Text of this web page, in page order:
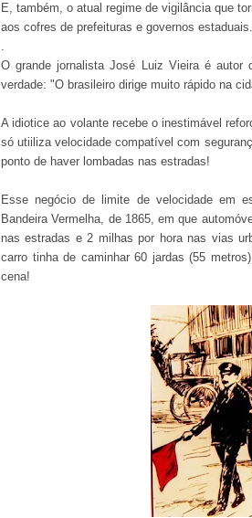
E, também, o atual regime de vigilância que
aos cofres de prefeituras e governos estaduais.
.
O grande jornalista José Luiz Vieira é
verdade: "O brasileiro dirige muito rápido na
A idiotice ao volante recebe o inestimável
só utiiliza velocidade compatível com
ponto de haver lombadas nas estradas!
Esse negócio de limite de velocidade em
Bandeira Vermelha, de 1865, em que
nas estradas e 2 milhas por hora nas vias
carro tinha de caminhar 60 jardas (55
cena!